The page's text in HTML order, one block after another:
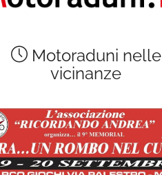
Motoraduni nelle
vicinanze